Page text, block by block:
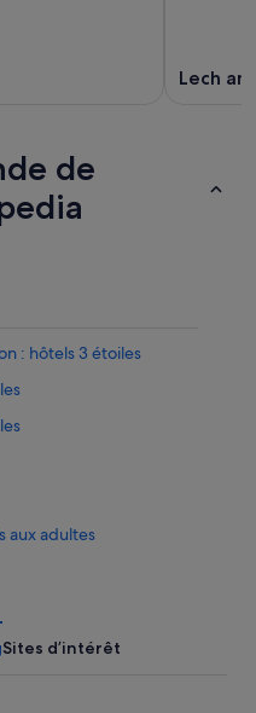
Lech
de
: hôtels 3 étoiles
aux adultes
Sites d’intérêt